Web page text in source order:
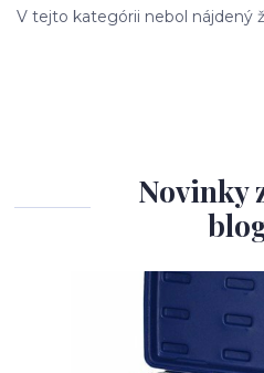
V tejto kategórii nebol nájdený
Novinky